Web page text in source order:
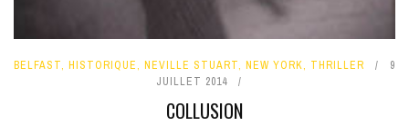
BELFAST, HISTORIQUE, NEVILLE STUART, NEW YORK, THRILLER
9
JUILLET 2014
COLLUSION